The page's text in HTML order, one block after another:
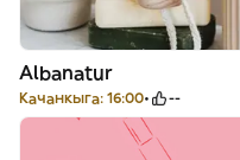
Albanatur
Качанкыга: 16:00 --